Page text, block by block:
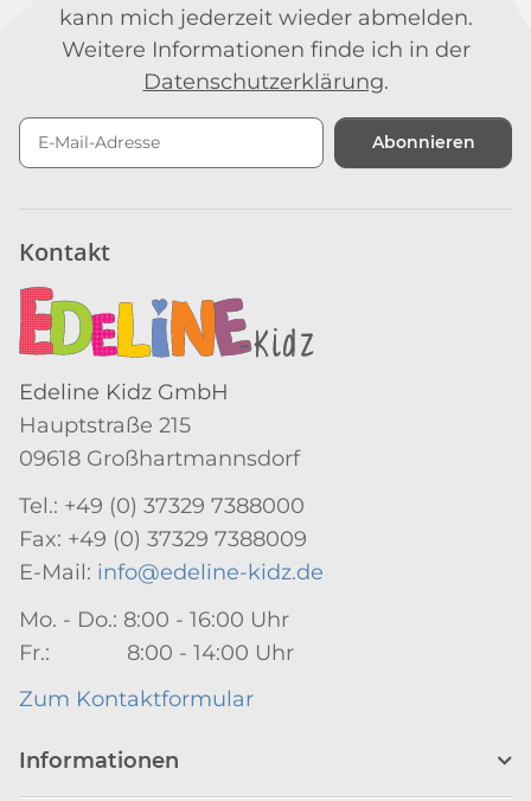
kann mich jederzeit wieder abmelden.
Weitere Informationen finde ich in der
Datenschutzerklärung.
Abonnieren
Kontakt
Edeline Kidz GmbH
Hauptstraße 215
09618 Großhartmannsdorf
Tel.: +49 (0) 37329 7388000
Fax: +49 (0) 37329 7388009
E-Mail: info@edeline-kidz.de
Mo. - Do.: 8:00 - 16:00 Uhr
Fr.: 8:00 - 14:00 Uhr
Zum Kontaktformular
Informationen